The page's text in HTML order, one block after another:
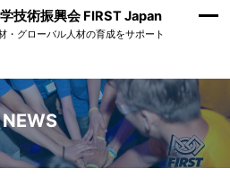
技術振興会 FIRST Japan
・グローバル人材の育成をサポート
NEWS